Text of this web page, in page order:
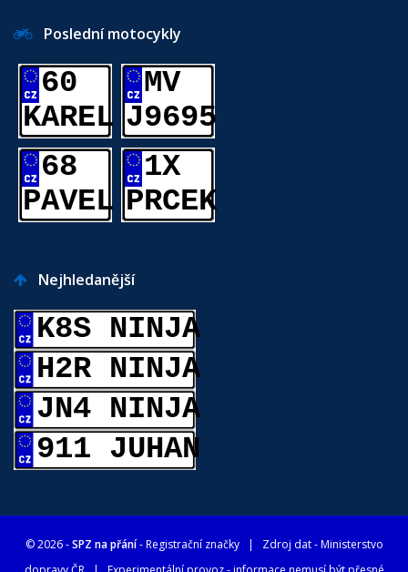
Poslední motocykly
60
KAREL
MV
J9695
68
PAVEL
1X
PRCEK
Nejhledanější
K8S NINJA
H2R NINJA
JN4 NINJA
911 JUHAN
© 2026 -SPZ na přání- Registrační značky| Zdroj dat -Ministerstvo